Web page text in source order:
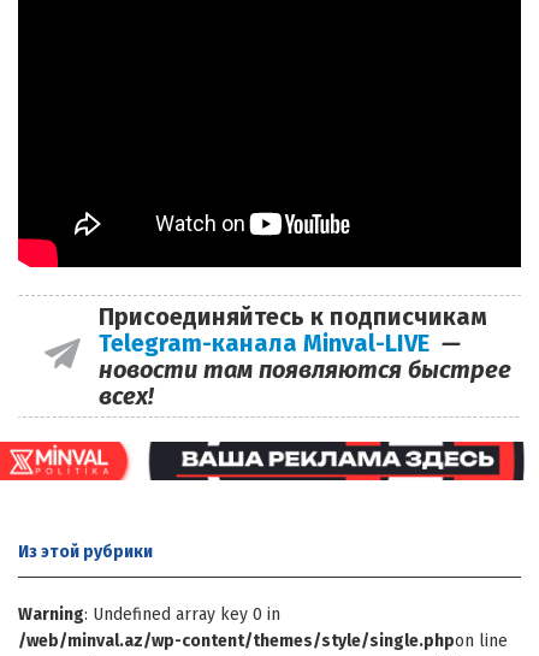
Присоединяйтесь к подписчикам
Telegram-канала Minval-LIVE —
новости там появляются быстрее
всех!
Из этой рубрики
Warning: Undefined array key 0 in
/web/minval.az/wp-content/themes/style/single.phpon line